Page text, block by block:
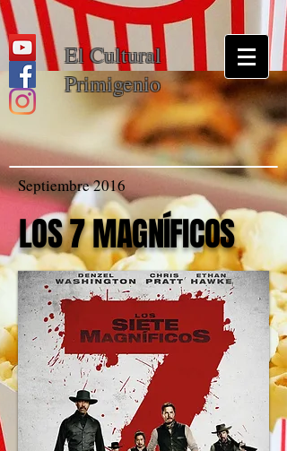
El Cultural
Primigenio
Septiembre 2016
LOS 7 MAGNÍFICOS